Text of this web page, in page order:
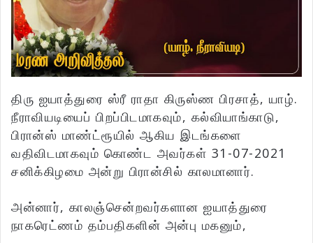
திரு ஐயாத்துரை ஸ்ரீ ராதா கிருஸ்ண பிரசாத், யாழ்.
நீராவியடியைப் பிறப்பிடமாகவும், கல்வியாங்காடு,
பிரான்ஸ் மாண்ட்ரூயில் ஆகிய இடங்களை
வதிவிடமாகவும் கொண்ட அவர்கள் 31-07-2021
சனிக்கிழமை அன்று பிரான்சில் காலமானார்.
அன்னார், காலஞ்சென்றவர்களான ஐயாத்துரை
நாகரெட்ணம் தம்பதிகளின் அன்பு மகனும்,